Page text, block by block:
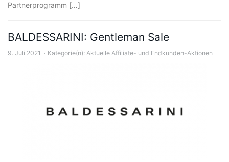
Partnerprogramm […]
BALDESSARINI: Gentleman Sale
9. Juli 2021 Kategorie(n): Aktuelle Affiliate- und Endkunden-Aktionen